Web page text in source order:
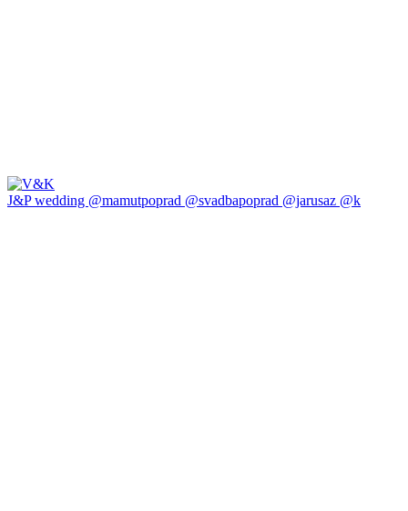
J&P wedding @mamutpoprad @svadbapoprad @jarusaz @k